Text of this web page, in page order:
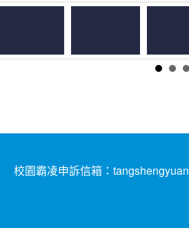
校園霸凌申訴信箱：